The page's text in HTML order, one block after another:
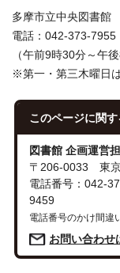
多摩市立中央図書館
電話：042-373-7955
（午前9時30分～午後
※第一・第三木曜日
このページに関す
図書館 企画運営
〒206-0033 東
電話番号：042-
9459
電話番号のかけ間違
お問い合わせ